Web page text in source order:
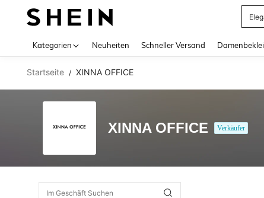
Kategorien Neuheiten Schneller Versand
Startseite / XINNA OFFICE
XINNA OFFICE Verkäufer